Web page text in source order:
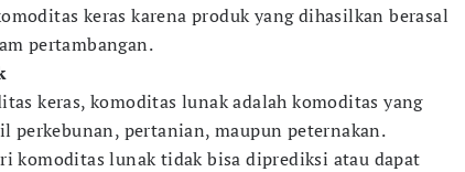
keras karena produk yang dihasilkan berasal
pertambangan.
keras, komoditas lunak adalah komoditas yang
perkebunan, pertanian, maupun peternakan.
komoditas lunak tidak bisa diprediksi atau dapat